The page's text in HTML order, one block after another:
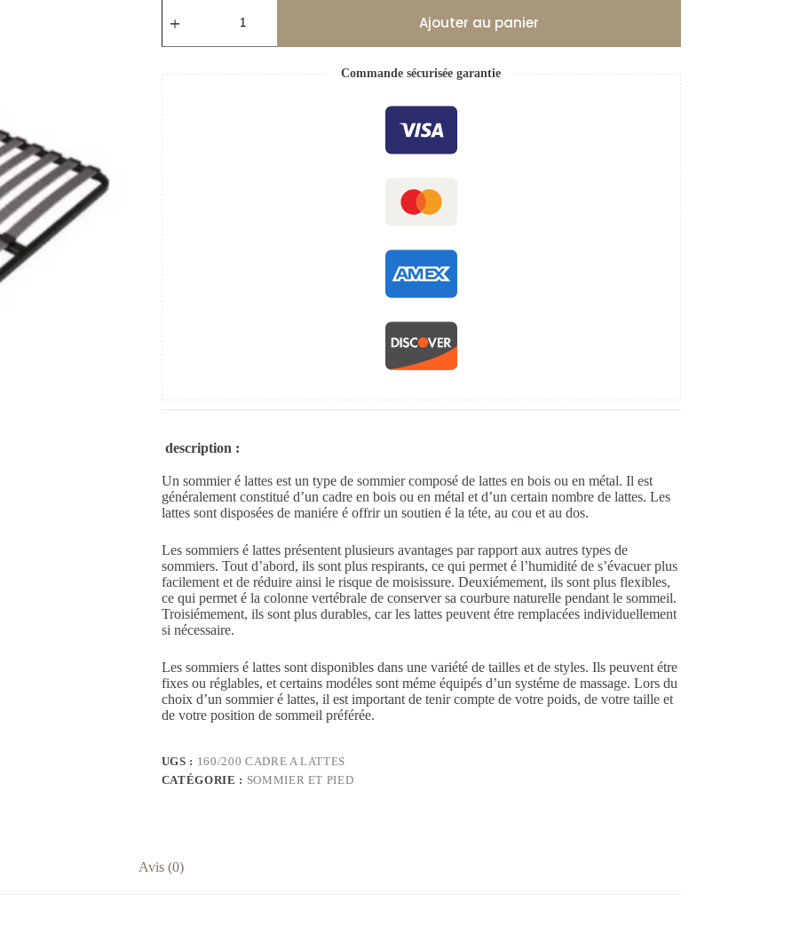
Ajouter au panier
Commande sécurisée garantie
description :
Un sommier é lattes est un type de sommier composé de lattes en bois ou en métal. Il est
généralement constitué d’un cadre en bois ou en métal et d’un certain nombre de lattes. Les
lattes sont disposées de maniére é offrir un soutien é la téte, au cou et au dos.
Les sommiers é lattes présentent plusieurs avantages par rapport aux autres types de
sommiers. Tout d’abord, ils sont plus respirants, ce qui permet é l’humidité de s’évacuer plus
facilement et de réduire ainsi le risque de moisissure. Deuxiémement, ils sont plus flexibles,
ce qui permet é la colonne vertébrale de conserver sa courbure naturelle pendant le sommeil.
Troisiémement, ils sont plus durables, car les lattes peuvent étre remplacées individuellement
si nécessaire.
Les sommiers é lattes sont disponibles dans une variété de tailles et de styles. Ils peuvent étre
fixes ou réglables, et certains modéles sont méme équipés d’un systéme de massage. Lors du
choix d’un sommier é lattes, il est important de tenir compte de votre poids, de votre taille et
de votre position de sommeil préférée.
UGS : 160/200 CADRE A LATTES
CATÉGORIE : SOMMIER ET PIED
Avis (0)